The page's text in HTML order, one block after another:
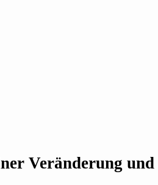
Veränderung und